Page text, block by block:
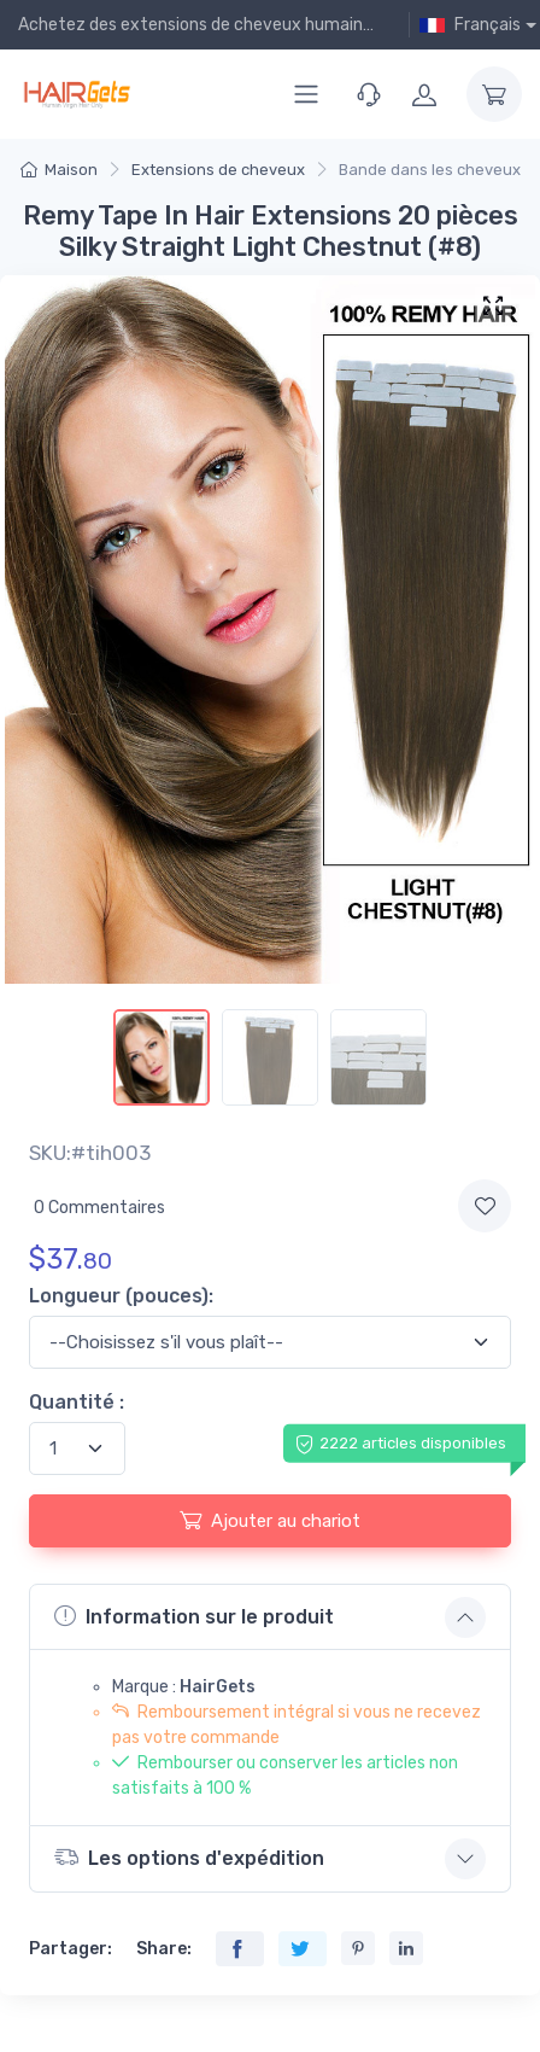
Achetez des extensions de cheveux humains bon marché en ligne ! Français
Maison Extensions de cheveux Bande dans les cheveux
Remy Tape In Hair Extensions 20 pièces
Silky Straight Light Chestnut (#8)
SKU:#tih003
0 Commentaires
$37.80
Longueur (pouces):
Quantité :
2222 articles disponibles
Ajouter au chariot
Information sur le produit
Marque : HairGets
Remboursement intégral si vous ne recevez
pas votre commande
Rembourser ou conserver les articles non
satisfaits à 100 %
Les options d'expédition
Partager: Share: